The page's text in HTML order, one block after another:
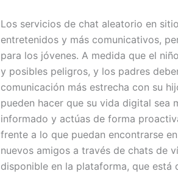
Los servicios de chat aleatorio en
entretenidos y más comunicativos,
para los jóvenes. A medida que el
y posibles peligros, y los padres
comunicación más estrecha con su
pueden hacer que su vida digital sea
informado y actúas de forma
frente a lo que puedan encontrarse
nuevos amigos a través de chats de
disponible en la plataforma, que está